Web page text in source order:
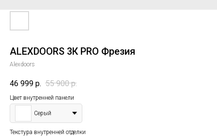
ALEXDOORS 3К PRO Фрезия
Alexdoors
46 999 р. 55 900 р.
Цвет внутренней панели
Серый
Текстура внутренней отделки